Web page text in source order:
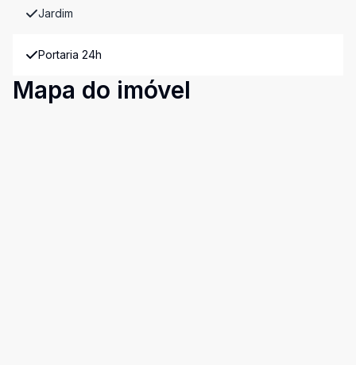
Jardim
Portaria 24h
Mapa do imóvel